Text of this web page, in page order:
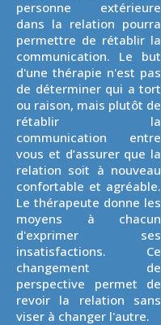
personne extérieure
dans la relation pourra
permettre de rétablir la
communication. Le but
d'une thérapie n'est pas
de déterminer qui a tort
ou raison, mais plutôt de
rétablir la
communication entre
vous et d’assurer que la
relation soit à nouveau
confortable et agréable.
Le thérapeute donne les
moyens à chacun
d'exprimer ses
insatisfactions. Ce
changement de
perspective permet de
revoir la relation sans
viser à changer l'autre.